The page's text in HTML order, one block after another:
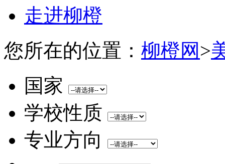
走进柳橙
您所在的位置： 柳橙网 >
国家
学校性质
专业方向